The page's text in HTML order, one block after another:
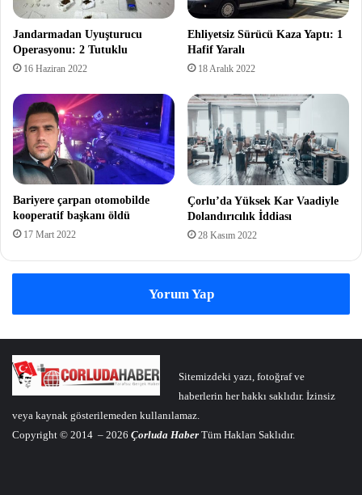
Jandarmadan Uyuşturucu
Operasyonu: 2 Tutuklu
16 Haziran 2022
Ehliyetsiz Sürücü Kaza Yaptı: 1
Hafif Yaralı
18 Aralık 2022
Bariyere çarpan otomobilde
kooperatif başkanı öldü
17 Mart 2022
Çorlu’da Yüksek Kar Vaadiyle
Dolandırıcılık İddiası
28 Kasım 2022
Yorum Yap
Sitemizdeki yazı, fotoğraf ve
haberlerin her hakkı saklıdır. İzinsiz
veya kaynak gösterilemeden kullanılamaz.
Copyright © 2014 – 2026 Çorluda Haber Tüm Hakları Saklıdır.